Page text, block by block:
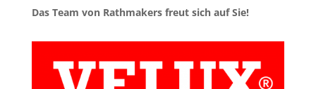
Das Team von Rathmakers freut sich auf Sie!